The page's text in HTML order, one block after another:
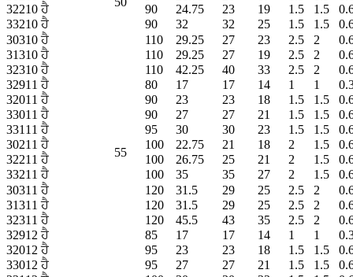
32210 ਹੈ
90 24.75 23 19 1.5 1.5
33210 ਹੈ
90 32 32 25 1.5 1.5
30310 ਹੈ
110 29.25 27 23 2.5 2
31310 ਹੈ
110 29.25 27 19 2.5 2
32310 ਹੈ
110 42.25 40 33 2.5 2
32911 ਹੈ
55
80 17 17 14 1 1
32011 ਹੈ
90 23 23 18 1.5 1.5
33011 ਹੈ
90 27 27 21 1.5 1.5
33111 ਹੈ
95 30 30 23 1.5 1.5
30211 ਹੈ
100 22.75 21 18 2 1.5
32211 ਹੈ
100 26.75 25 21 2 1.5
33211 ਹੈ
100 35 35 27 2 1.5
30311 ਹੈ
120 31.5 29 25 2.5 2
31311 ਹੈ
120 31.5 29 25 2.5 2
32311 ਹੈ
120 45.5 43 35 2.5 2
32912 ਹੈ
85 17 17 14 1 1
32012 ਹੈ
95 23 23 18 1.5 1.5
33012 ਹੈ
95 27 27 21 1.5 1.5